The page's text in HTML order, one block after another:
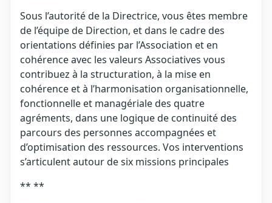
Sous l’autorité de la Directrice, vous êtes membre
de l’équipe de Direction, et dans le cadre des
orientations définies par l’Association et en
cohérence avec les valeurs Associatives vous
contribuez à la structuration, à la mise en
cohérence et à l’harmonisation organisationnelle,
fonctionnelle et managériale des quatre
agréments, dans une logique de continuité des
parcours des personnes accompagnées et
d’optimisation des ressources. Vos interventions
s’articulent autour de six missions principales
** **